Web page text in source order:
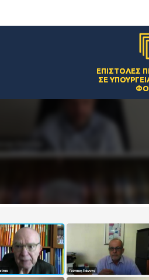
ΕΠΙΣΤΟΛΈΣ
ΣΕ